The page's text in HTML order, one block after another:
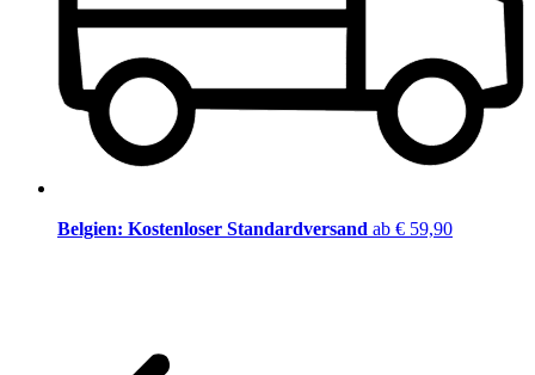
Belgien: Kostenloser Standardversand ab € 59,90